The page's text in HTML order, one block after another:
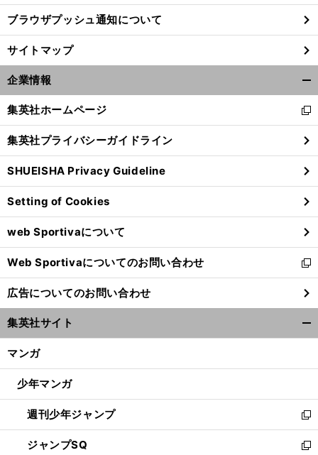
。
あ
！
前
へ
ブラウザプッシュ通知について
サイトマップ
企業情報
閉
る
集英社ホームページ
新
し
い
ウ
ィ
ン
ド
ウ
で
開
く
集英社プライバシーガイドライン
SHUEISHA Privacy Guideline
Setting of Cookies
web Sportivaについて
Web Sportivaについてのお問い合わせ
新
し
い
ウ
ィ
ン
ウ
開
く
広告についてのお問い合わせ
集英社サイト
マンガ
少年マンガ
週刊少年ジャンプ
新
し
い
ジャンプSQ
新